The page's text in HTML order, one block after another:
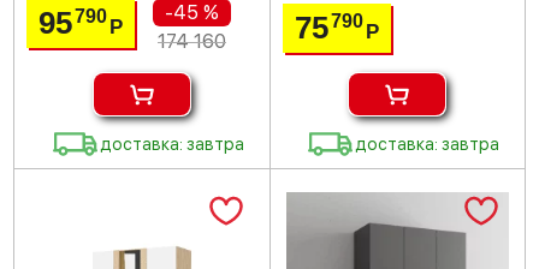
95790Р
-45 %
174 160
доставка: завтра
75790 Р
доставка: завтра